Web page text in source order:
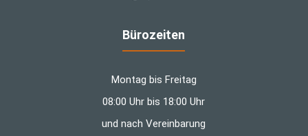
Bürozeiten
Montag bis Freitag
08:00 Uhr bis 18:00 Uhr
und nach Vereinbarung